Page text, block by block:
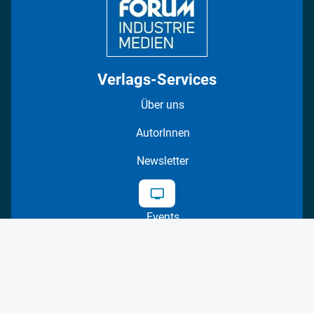
Verlags-Services
Über uns
AutorInnen
Newsletter
Abos
Events